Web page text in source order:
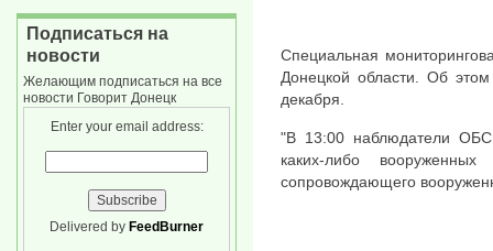
Специальная
Донецкой области. Об
декабря.
"В 13:00 наблюдатели
каких-либо
сопровождающего
Подписаться на
новости
Желающим подписаться на все
новости Говорит Донецк
Enter your email address:
Delivered by FeedBurner